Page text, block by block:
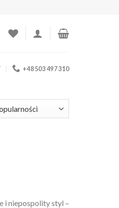
+48 503 497 310
i niepospolity styl –